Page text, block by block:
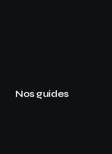
Nos guides